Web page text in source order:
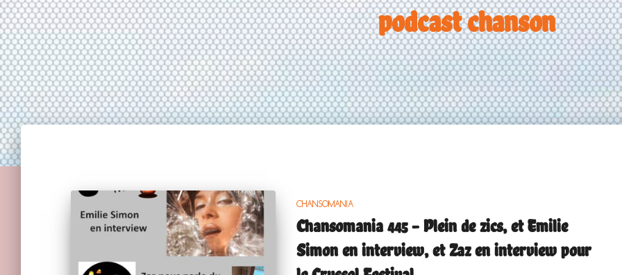
podcast chanson
CHANSOMANIA
Chansomania 445 – Plein de zics, et Emilie
Simon en interview, et Zaz en interview pour